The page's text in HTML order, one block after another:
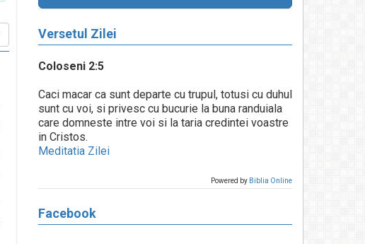
Versetul Zilei
Coloseni 2:5
Caci macar ca sunt departe cu trupul, totusi cu duhul
sunt cu voi, si privesc cu bucurie la buna randuiala
care domneste intre voi si la taria credintei voastre
in Cristos.
Meditatia Zilei
Powered by Biblia Online
Facebook